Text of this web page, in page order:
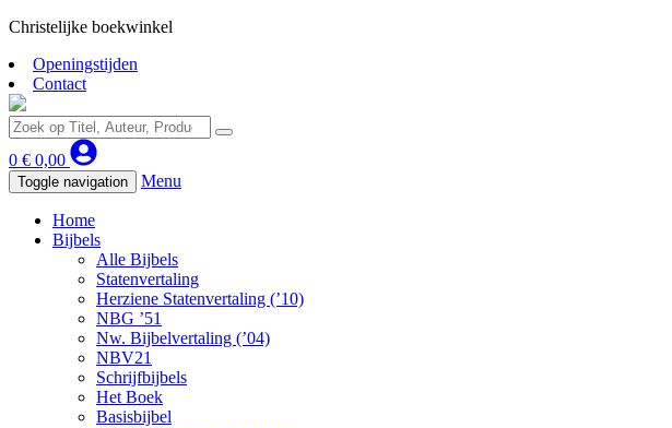
Christelijke boekwinkel
Openingstijden
Contact
0 € 0,00
Toggle navigation Menu
Home
Bijbels
Alle Bijbels
Statenvertaling
Herziene Statenvertaling (’10)
NBG ’51
Nw. Bijbelvertaling (’04)
NBV21
Schrijfbijbels
Het Boek
Basisbijbel